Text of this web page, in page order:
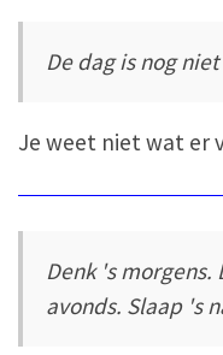
De dag is nog
Je weet niet wat er
Denk 's morgens.
avonds. Slaap 's